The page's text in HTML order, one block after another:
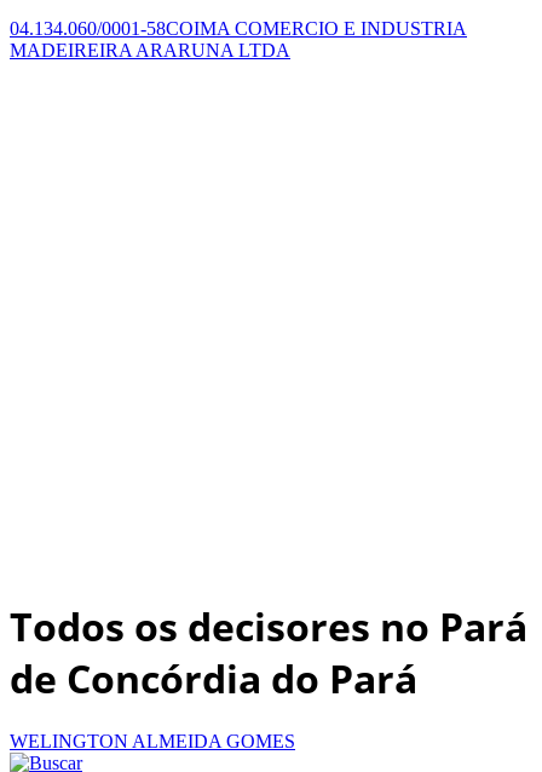
04.134.060/0001-58COIMA COMERCIO E INDUSTRIA
MADEIREIRA ARARUNA LTDA
Todos os decisores no Pará
de Concórdia do Pará
WELINGTON ALMEIDA GOMES